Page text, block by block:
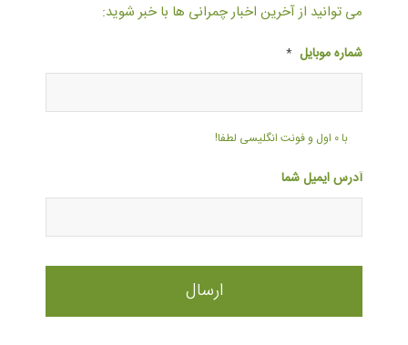
می توانید از آخرین اخبار چمرانی ها با خبر شوید:
شماره موبایل *
با ۰ اول و فونت انگلیسی لطفا!
آدرس ایمیل شما